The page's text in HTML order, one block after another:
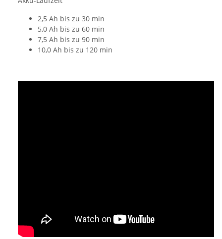
2,5 Ah bis zu 30 min
5,0 Ah bis zu 60 min
7,5 Ah bis zu 90 min
10,0 Ah bis zu 120 min